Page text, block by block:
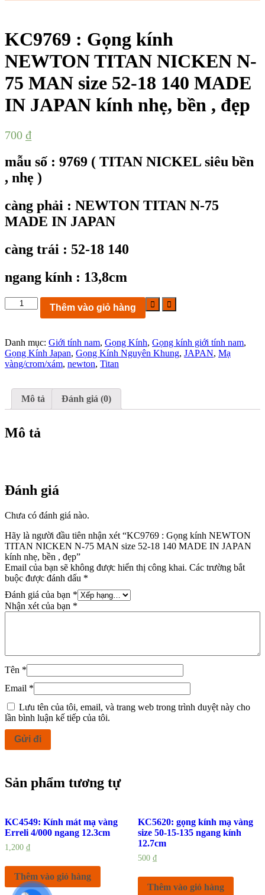
KC9769 : Gọng kính
NEWTON TITAN NICKEN N-
75 MAN size 52-18 140 MADE
IN JAPAN kính nhẹ, bền , đẹp
700 ₫
mẫu số : 9769 ( TITAN NICKEL siêu bền
, nhẹ )
càng phải : NEWTON TITAN N-75
MADE IN JAPAN
càng trái : 52-18 140
ngang kính : 13,8cm
KC9769
:
NEWTON
TITAN
NICKEN
75
MAN
size
18
140
nhẹ,
,
số
lượng
Thêm vào giỏ hàng
Danh mục: Giới tính nam, Gọng Kính, Gọng kính giới tính nam,
Gọng Kính Japan, Gọng Kính Nguyên Khung, JAPAN, Mạ
vàng/crom/xám, newton, Titan
Mô tả Đánh giá (0)
Mô tả
Đánh giá
Chưa có đánh giá nào.
Hãy là người đầu tiên nhận xét “KC9769 : Gọng kính NEWTON
TITAN NICKEN N-75 MAN size 52-18 140 MADE IN JAPAN
kính nhẹ, bền , đẹp”
Email của bạn sẽ không được hiển thị công khai. Các trường bắt
buộc được đánh dấu *
Đánh giá của bạn *
Nhận xét của bạn *
Tên *
Email *
Lưu tên của tôi, email, và trang web trong trình duyệt này cho
lần bình luận kế tiếp của tôi.
Sản phẩm tương tự
KC4549: Kính mát mạ vàng
Erreli 4/000 ngang 12.3cm
1,200 ₫
Thêm vào giỏ hàng
KC5620: gọng kính mạ vàng
size 50-15-135 ngang kính
12.7cm
500 ₫
Thêm vào giỏ hàng